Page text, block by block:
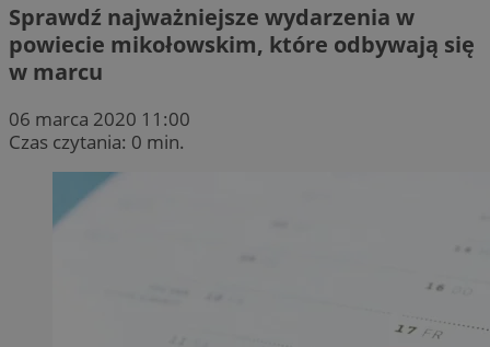
Sprawdź najważniejsze wydarzenia w
powiecie mikołowskim, które odbywają się
w marcu
06 marca 2020 11:00
Czas czytania: 0 min.